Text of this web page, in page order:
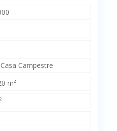
Casa Campestre
m²